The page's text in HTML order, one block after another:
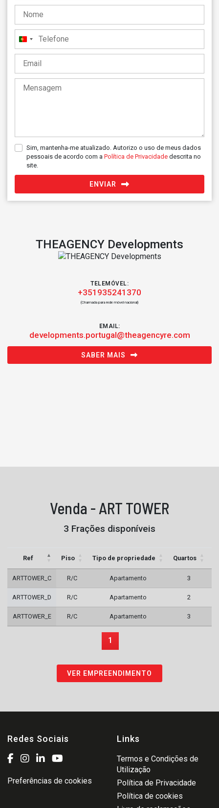
Portugal
+351
Sim, mantenha-me atualizado. Autorizo o uso de meus dados
pessoais de acordo com a Política de Privacidade descrita no
site.
ENVIAR
THEAGENCY Developments
TELEMÓVEL:
+351935241370
(Chamada para rede móvel nacional)
EMAIL:
developments.portugal@theagencyre.com
SABER MAIS
Venda - ART TOWER
3 Frações disponíveis
Ref Piso Tipo de propriedade Quartos
ARTTOWER_C R/C Apartamento 3
ARTTOWER_D R/C Apartamento 2
ARTTOWER_E R/C Apartamento 3
1
VER EMPREENDIMENTO
Redes Sociais
Preferências de cookies
Links
Termos e Condições de
Utilização
Política de Privacidade
Política de cookies